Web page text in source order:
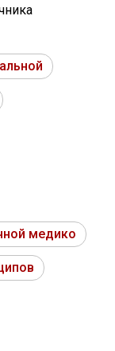
медико